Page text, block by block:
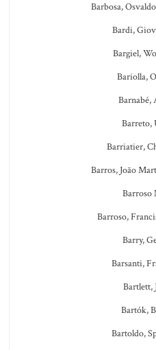
Barbosa,
Bardi,
Bargiel,
Bariolla,
Barnabé,
Barreto,
Barriatier,
Barros, João
Barroso
Barroso,
Barry,
Barsanti,
Bartlett,
Bartók,
Bartoldo,